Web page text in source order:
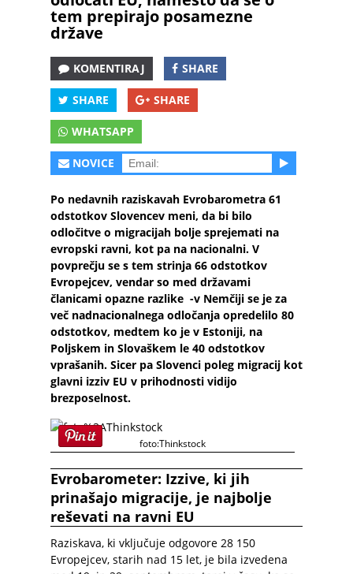
tem prepirajo posamezne
države
KOMENTIRAJ SHARE
SHARE SHARE
WHATSAPP
NOVICE
Po nedavnih raziskavah Evrobarometra 61
odstotkov Slovencev meni, da bi bilo
odločitve o migracijah bolje sprejemati na
evropski ravni, kot pa na nacionalni. V
povprečju se s tem strinja 66 odstotkov
Evropejcev, vendar so med državami
članicami opazne razlike -v Nemčiji se je za
več nadnacionalnega odločanja opredelilo 80
odstotkov, medtem ko je v Estoniji, na
Poljskem in Slovaškem le 40 odstotkov
vprašanih. Sicer pa Slovenci poleg migracij kot
glavni izziv EU v prihodnosti vidijo
brezposelnost.
foto:Thinkstock
Evrobarometer: Izzive, ki jih
prinašajo migracije, je najbolje
reševati na ravni EU
Raziskava, ki vključuje odgovore 28 150
Evropejcev, starih nad 15 let, je bila izvedena